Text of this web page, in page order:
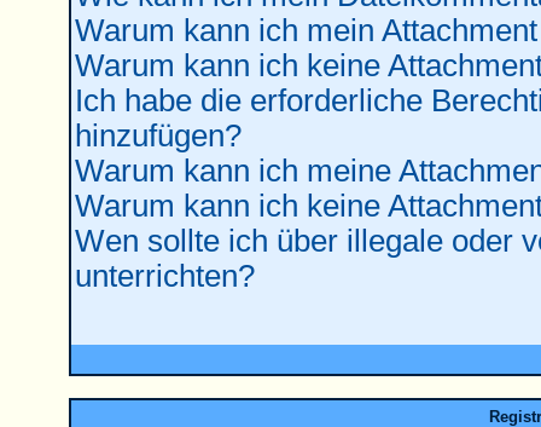
Warum kann ich mein
Warum kann ich keine
Ich habe die erforderliche
hinzufügen?
Warum kann ich meine
Warum kann ich keine
Wen sollte ich über illegale oder
unterrichten?